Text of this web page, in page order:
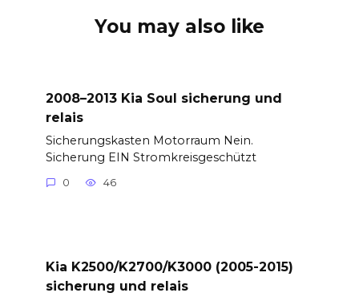
You may also like
2008–2013 Kia Soul sicherung und
relais
Sicherungskasten Motorraum Nein.
Sicherung EIN Stromkreisgeschützt
0 46
Kia K2500/K2700/K3000 (2005-2015)
sicherung und relais